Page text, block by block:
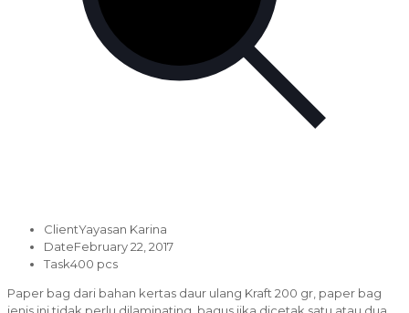
ClientYayasan Karina
DateFebruary 22, 2017
Task400 pcs
Paper bag dari bahan kertas daur ulang Kraft 200 gr, paper bag